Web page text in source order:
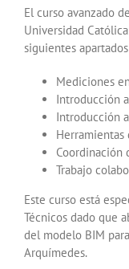
El curso avanzado
Universidad
siguientes
Mediciones
Introducción
Introducción
Coordinación
Trabajo
Este curso está
Técnicos dado que
del modelo BIM
Arquímedes.